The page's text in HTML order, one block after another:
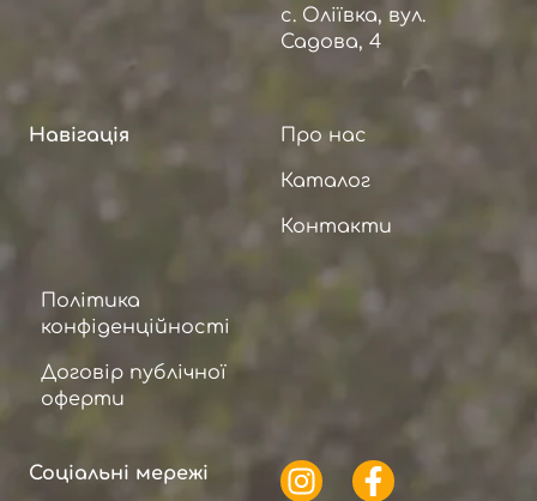
с. Оліївка, вул.
Садова, 4
Навігація Про нас
Каталог
Контакти
Політика
конфіденційності
Договір публічної
оферти
Соціальні мережі